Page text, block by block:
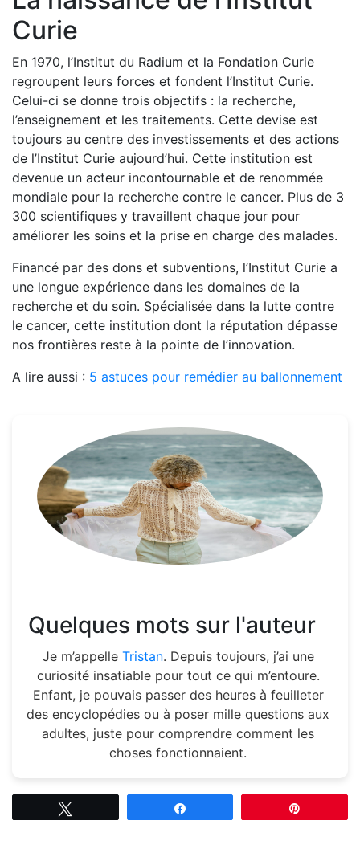
Curie
En 1970, l’Institut du Radium et la Fondation Curie
regroupent leurs forces et fondent l’Institut Curie.
Celui-ci se donne trois objectifs : la recherche,
l’enseignement et les traitements. Cette devise est
toujours au centre des investissements et des actions
de l’Institut Curie aujourd’hui. Cette institution est
devenue un acteur incontournable et de renommée
mondiale pour la recherche contre le cancer. Plus de 3
300 scientifiques y travaillent chaque jour pour
améliorer les soins et la prise en charge des malades.
Financé par des dons et subventions, l’Institut Curie a
une longue expérience dans les domaines de la
recherche et du soin. Spécialisée dans la lutte contre
le cancer, cette institution dont la réputation dépasse
nos frontières reste à la pointe de l’innovation.
A lire aussi : 5 astuces pour remédier au ballonnement
Quelques mots sur l'auteur
Je m’appelle Tristan. Depuis toujours, j’ai une
curiosité insatiable pour tout ce qui m’entoure.
Enfant, je pouvais passer des heures à feuilleter
des encyclopédies ou à poser mille questions aux
adultes, juste pour comprendre comment les
choses fonctionnaient.